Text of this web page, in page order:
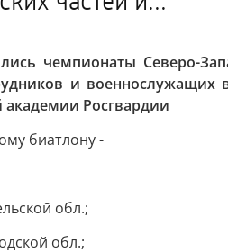
чемпионаты Северо-
и военнослужащих
академии Росгвардии
биатлону -
обл.;
обл.;